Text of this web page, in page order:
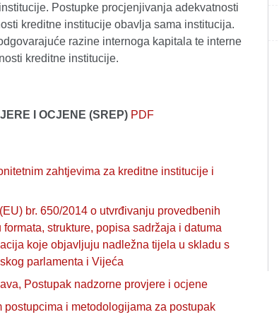
Postupke procjenjivanja adekvatnosti
kreditne institucije obavlja sama institucija.
razine internoga kapitala te interne
kreditne institucije.
I OCJENE (SREP) PDF
zahtjevima za kreditne institucije i
br. 650/2014 o utvrđivanju provedbenih
strukture, popisa sadržaja i datuma
koje objavljuju nadležna tijela u skladu s
parlamenta i Vijeća
Postupak nadzorne provjere i ocjene
i metodologijama za postupak